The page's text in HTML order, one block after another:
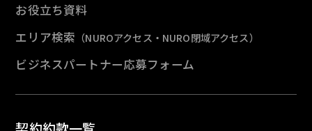
お役立ち資料
エリア検索 （NUROアクセス・NURO閉域アクセス）
ビジネスパートナー応募フォーム